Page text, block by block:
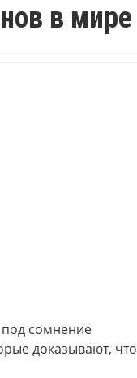
в мире
под сомнение
доказывают, что